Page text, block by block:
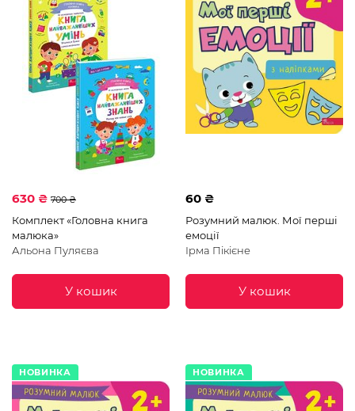
630 ₴ 700 ₴
Комплект «Головна книга
малюка»
Альона Пуляєва
У кошик
60 ₴
Розумний малюк. Мої перші
емоції
Ірма Пікієне
У кошик
НОВИНКА НОВИНКА